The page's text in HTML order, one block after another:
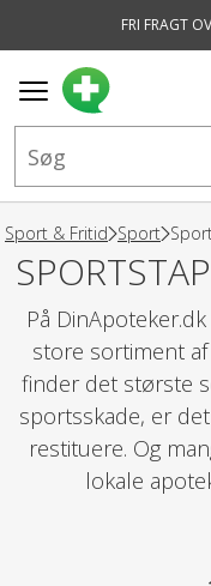
FRI FRAGT
Sport & Fritid Sport
På
store sortiment
finder det største
sportsskade, er
restituere. Og
lokale